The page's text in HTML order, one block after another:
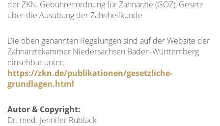
der ZKN, Gebührenordnung für Zahnärzte (GOZ), Gesetz
über die Ausübung der Zahnheilkunde
Die oben genannten Regelungen sind auf der Website der
Zahnärztekammer Niedersachsen Baden-Württemberg
einsehbar unter:
https://zkn.de/publikationen/gesetzliche-
grundlagen.html
Autor & Copyright:
Dr. med. Jennifer Rublack